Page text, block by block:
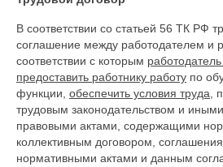
В соответствии со статьей 56 ТК РФ
соглашение между работодателем и
соответствии с которым
предоставить работнику работу по
функции, обеспечить условия труда ,
трудовым законодательством и
правовыми актами, содержащими
коллективным договором,
нормативными актами и данным